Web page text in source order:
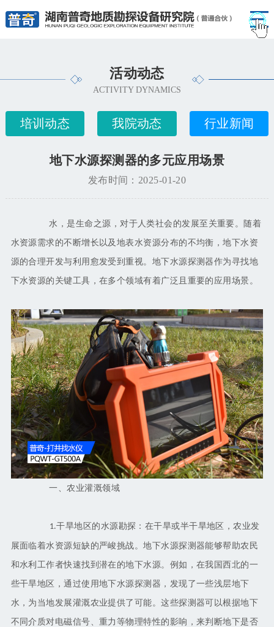
活动动态
ACTIVITY DYNAMICS
培训动态 我院动态 行业新闻
地下水源探测器的多元应用场景
发布时间：2025-01-20
水，是生命之源，对于人类社会的发展至关重要。随着
水资源需求的不断增长以及地表水资源分布的不均衡，地下水资
源的合理开发与利用愈发受到重视。地下水源探测器作为寻找地
下水资源的关键工具，在多个领域有着广泛且重要的应用场景。
一、农业灌溉领域
1.干旱地区的水源勘探：在干旱或半干旱地区，农业发
展面临着水资源短缺的严峻挑战。地下水源探测器能够帮助农民
和水利工作者快速找到潜在的地下水源。例如，在我国西北的一
些干旱地区，通过使用地下水源探测器，发现了一些浅层地下
水，为当地发展灌溉农业提供了可能。这些探测器可以根据地下
不同介质对电磁信号、重力等物理特性的影响，来判断地下是否